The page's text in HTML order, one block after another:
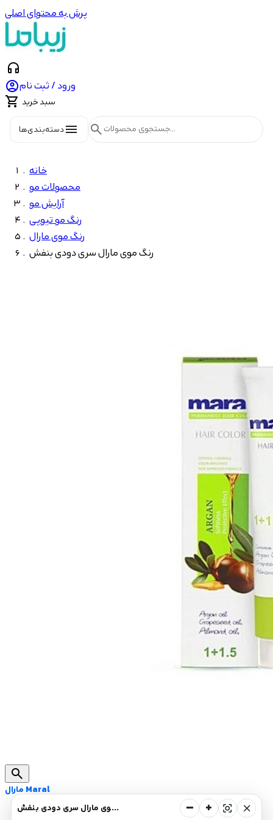
پرش به محتوای اصلی
headphones
ورود / ثبت نام
 سبد خرید
menuدسته‌بندی‌ها search
خانه
محصولات مو
آرایش مو
رنگ مو تیوپی
رنگ موی مارال
رنگ موی مارال سری دودی بنفش
search
رنگ موی مارال سری دودی بنفش − + center_focus_strong close
مارال Maral